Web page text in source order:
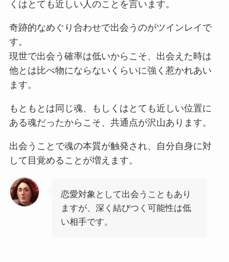
くはとても近しい人のことを言います。
奇跡的なめぐり合わせで出会うのがツインレイで
す。
現世で出会う確率は低いからこそ、出会えた時は
他とは比べ物にならないくらいに強く惹かれあい
ます。
もともとは同じ魂、もしくはとても近しい位置に
ある魂だったからこそ、共通点が沢山あります。
出会うことで魂の本質が触発され、自分自身に対
して目覚めることが増えます。
恋愛対象として出会うこともあり
ますが、深く結びつく可能性は低
い相手です。